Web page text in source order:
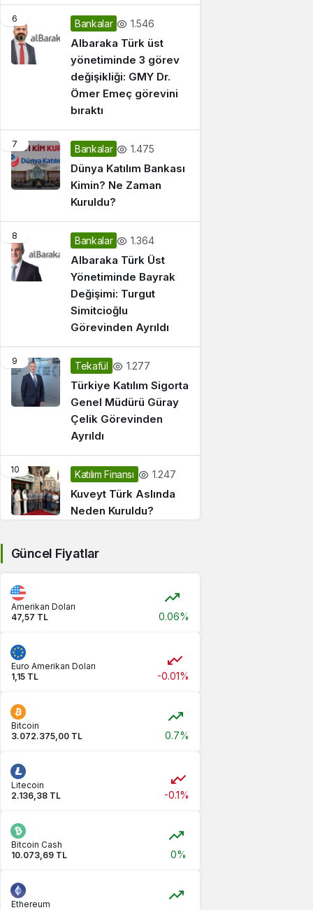
6 Bankalar 1.546
Albaraka Türk üst
yönetiminde 3 görev
değişikliği: GMY Dr.
Ömer Emeç görevini
bıraktı
7 Bankalar 1.475
Dünya Katılım Bankası
Kimin? Ne Zaman
Kuruldu?
8 Bankalar 1.364
Albaraka Türk Üst
Yönetiminde Bayrak
Değişimi: Turgut
Simitcioğlu
Görevinden Ayrıldı
9 Tekafül 1.277
Türkiye Katılım Sigorta
Genel Müdürü Güray
Çelik Görevinden
Ayrıldı
10 Katılım Finansı 1.247
Kuveyt Türk Aslında
Neden Kuruldu?
Güncel Fiyatlar
Amerikan Doları
47,57 TL
0.06%
Euro Amerikan Doları
1,15 TL
-0.01%
Bitcoin
3.072.375,00 TL
0.7%
Litecoin
2.136,38 TL
-0.1%
Bitcoin Cash
10.073,69 TL
0%
Ethereum